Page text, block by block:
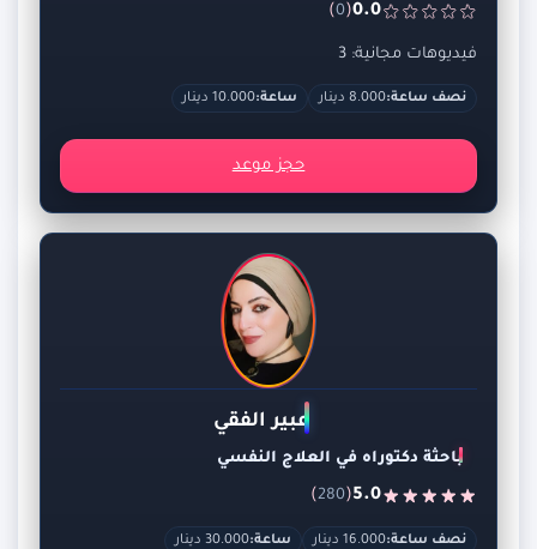
0.0
(
0
)
فيديوهات مجانية: 3
نصف ساعة:8.000 دينار ساعة:10.000 دينار
حجز موعد
عبير الفقي
باحثة دكتوراه في العلاج النفسي
5.0
(
280
)
نصف ساعة:16.000 دينار ساعة:30.000 دينار